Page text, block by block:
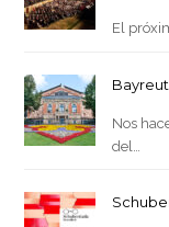
El
Nos
del…